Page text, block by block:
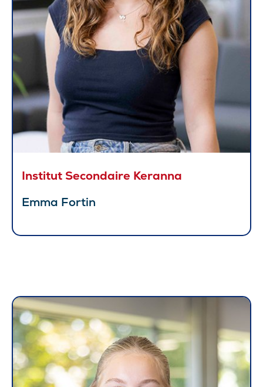
Institut Secondaire Keranna
Emma Fortin